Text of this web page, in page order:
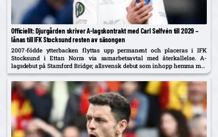
Officiellt: Djurgården skriver A-lagskontrakt med Carl Selfvén till 2029 –
lånas till IFK Stocksund resten av säsongen
2007-födde ytterbacken flyttas upp permanent och placeras i IFK
Stocksund i Ettan Norra via samarbetsavtal med återkallelse. A-
lagsdebut på Stamford Bridge; allsvensk debut som inhopp hemma mot
Brommapojkarna i år.